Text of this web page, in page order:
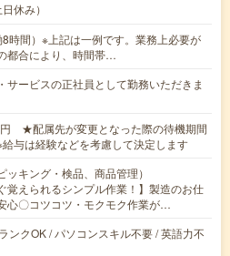
休み）
時間）※上記は一例です。業務上必要が
都合により、時間帯…
サービスの正社員として勤務いただきま
★配属先が変更となった際の待機期間
与は経験などを考慮して決定します
ッキング・検品、商品管理）
覚えられるシンプル作業！】製造のお仕
心〇コツコツ・モクモク作業が…
ンクOK / パソコンスキル不要 / 英語力不